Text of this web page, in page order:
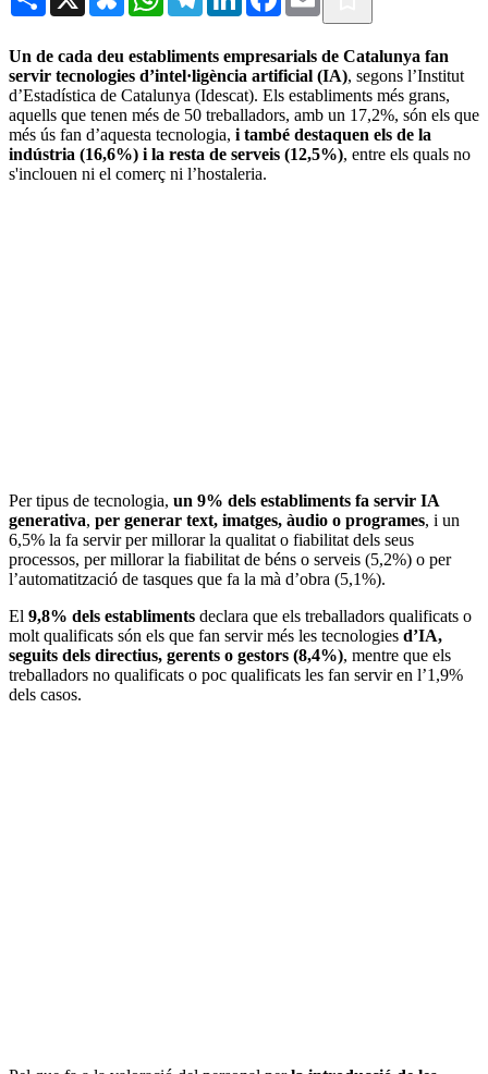
Un de cada deu establiments empresarials de Catalunya fan
servir tecnologies d’intel·ligència artificial (IA), segons l’Institut
d’Estadística de Catalunya (Idescat). Els establiments més grans,
aquells que tenen més de 50 treballadors, amb un 17,2%, són els que
més ús fan d’aquesta tecnologia, i també destaquen els de la
indústria (16,6%) i la resta de serveis (12,5%), entre els quals no
s'inclouen ni el comerç ni l’hostaleria.
Per tipus de tecnologia, un 9% dels establiments fa servir IA
generativa, per generar text, imatges, àudio o programes, i un
6,5% la fa servir per millorar la qualitat o fiabilitat dels seus
processos, per millorar la fiabilitat de béns o serveis (5,2%) o per
l’automatització de tasques que fa la mà d’obra (5,1%).
El 9,8% dels establiments declara que els treballadors qualificats o
molt qualificats són els que fan servir més les tecnologies d’IA,
seguits dels directius, gerents o gestors (8,4%), mentre que els
treballadors no qualificats o poc qualificats les fan servir en l’1,9%
dels casos.